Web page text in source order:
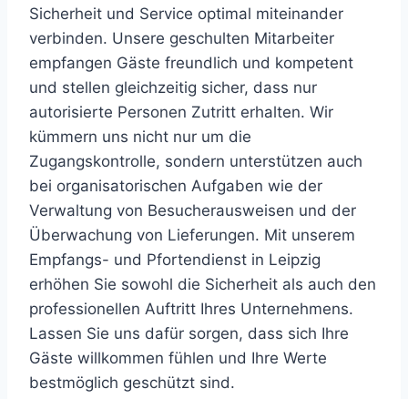
Sicherheit und Service optimal miteinander
verbinden. Unsere geschulten Mitarbeiter
empfangen Gäste freundlich und kompetent
und stellen gleichzeitig sicher, dass nur
autorisierte Personen Zutritt erhalten. Wir
kümmern uns nicht nur um die
Zugangskontrolle, sondern unterstützen auch
bei organisatorischen Aufgaben wie der
Verwaltung von Besucherausweisen und der
Überwachung von Lieferungen. Mit unserem
Empfangs- und Pfortendienst in Leipzig
erhöhen Sie sowohl die Sicherheit als auch den
professionellen Auftritt Ihres Unternehmens.
Lassen Sie uns dafür sorgen, dass sich Ihre
Gäste willkommen fühlen und Ihre Werte
bestmöglich geschützt sind.